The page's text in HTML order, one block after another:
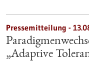
Pressemitteilung -
„Adaptive